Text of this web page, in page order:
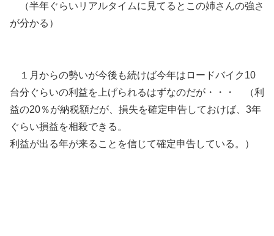
（半年ぐらいリアルタイムに見てるとこの姉さんの強さ
が分かる）
１月からの勢いが今後も続けば今年はロードバイク10
台分ぐらいの利益を上げられるはずなのだが・・・ （利
益の20％が納税額だが、損失を確定申告しておけば、3年
ぐらい損益を相殺できる。
利益が出る年が来ることを信じて確定申告している。）